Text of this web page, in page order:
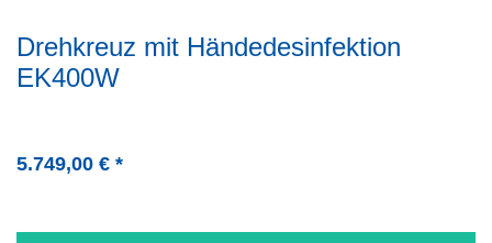
Drehkreuz mit Händedesinfektion
EK400W
5.749,00 € *